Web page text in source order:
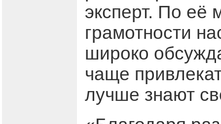
эксперт. По её
грамотности
широко
чаще
лучше знают